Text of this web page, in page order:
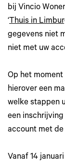
bij Vincio
‘Thuis in
gegevens niet
niet met uw
Op het
hierover een
welke stappen
een inschrijving
account met
Vanaf 14